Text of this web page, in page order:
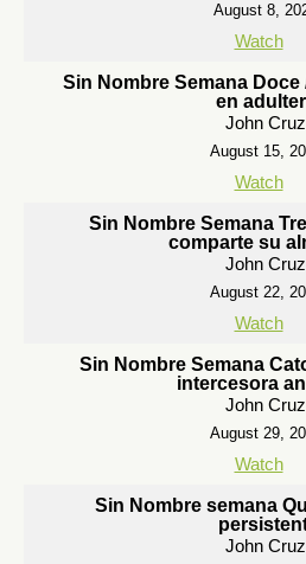
August 8,
Watch
Sin Nombre Semana Doce
en
John Cruz
August 15,
Watch
Sin Nombre Semana
comparte su
John Cruz
August 22,
Watch
Sin Nombre Semana
intercesora
John Cruz
August 29,
Watch
Sin Nombre semana
John Cruz